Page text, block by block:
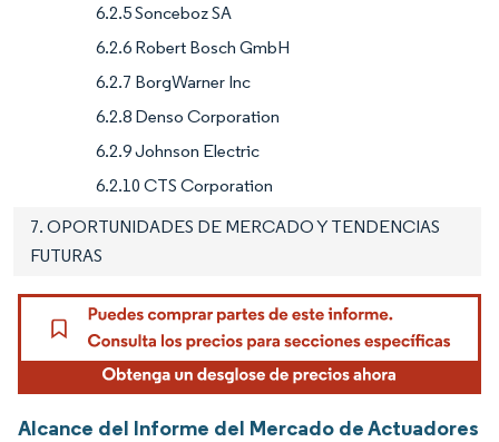
6.2.5 Sonceboz SA
6.2.6 Robert Bosch GmbH
6.2.7 BorgWarner Inc
6.2.8 Denso Corporation
6.2.9 Johnson Electric
6.2.10 CTS Corporation
7. OPORTUNIDADES DE MERCADO Y TENDENCIAS
FUTURAS
Alcance del Informe del Mercado de Actuadores